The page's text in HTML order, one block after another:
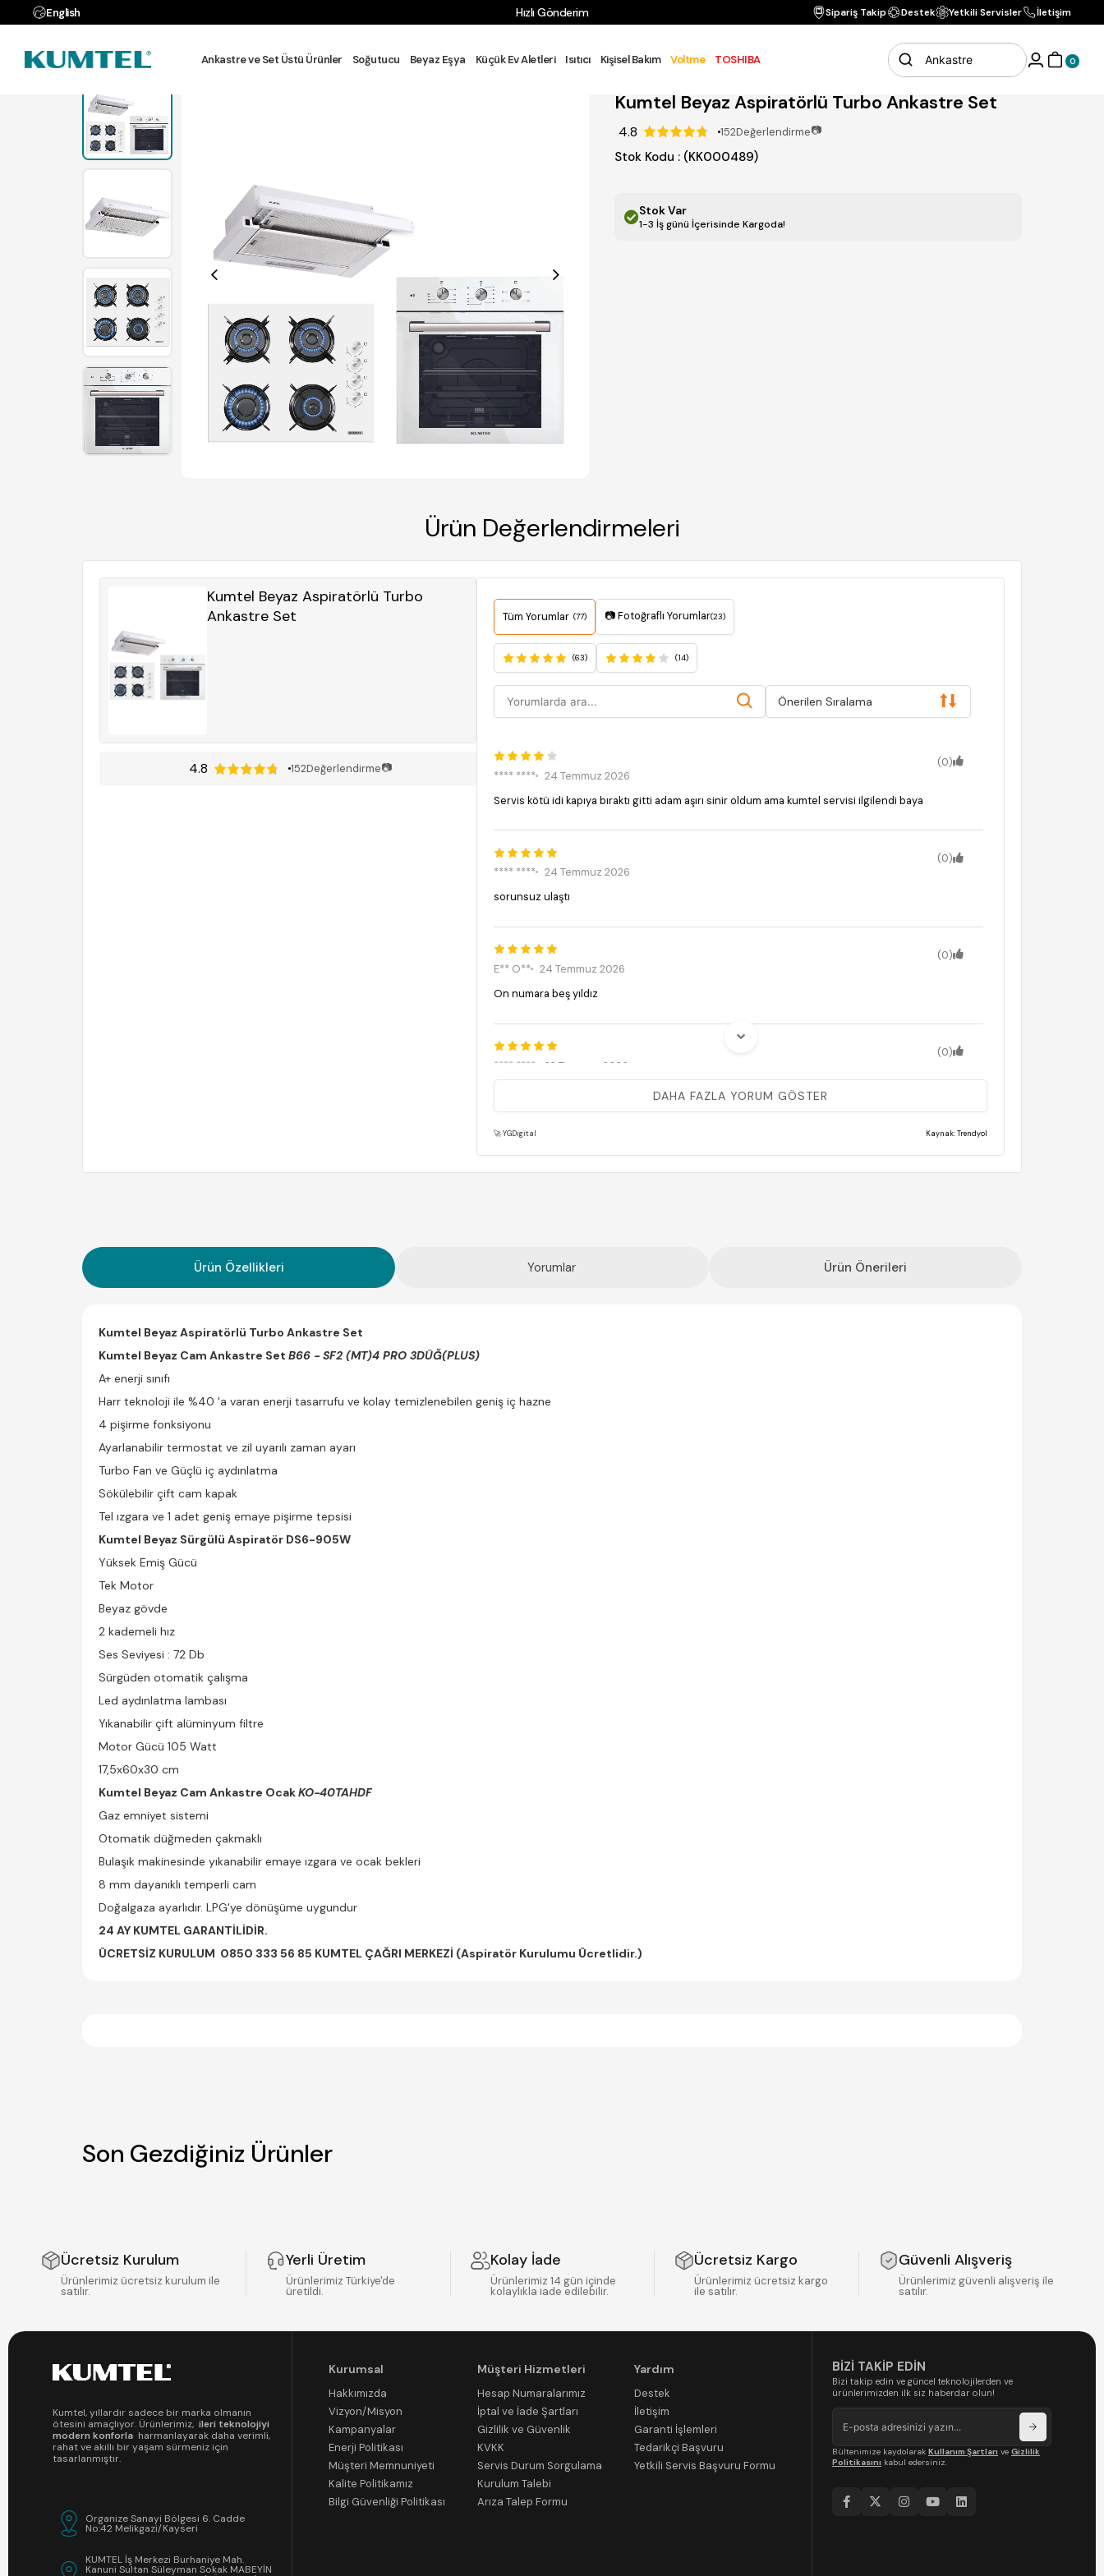
English Hızlı Gönderim Vade Farksız 3
Sipariş Takip Destek Yetkili Servisler İletişim
Ankastre ve Set Üstü Ürünler Soğutucu Beyaz Eşya Küçük Ev Aletleri Isıtıcı Kişisel Bakım Voltme TOSHIBA 0
Anasayfa
Kumtel Beyaz Aspiratörlü Turbo Ankastre Set
4.8 152Değerlendirme📷
Stok Kodu (KK000489)
Stok Var
1-3 İş günü İçerisinde Kargoda!
Ürün Değerlendirmeleri
Kumtel Beyaz Aspiratörlü Turbo
Ankastre Set
4.8 152Değerlendirme📷
Tüm Yorumlar (77) 📷 Fotoğraflı Yorumlar(23)
(63) (14)
Önerilen Sıralama
(0)
**** ****
24 Temmuz 2026
Servis kötü idi kapıya bıraktı gitti adam aşırı sinir oldum ama kumtel servisi ilgilendi baya
(0)
**** ****
24 Temmuz 2026
sorunsuz ulaştı
(0)
E** O**
24 Temmuz 2026
On numara beş yıldız
(0)
**** ****
22 Temmuz 2026
Ocak ve aspıretor istediğim gibi geldi de fırın saçma sapan birşey istediğimiz ürünle alakası yok...
DAHA FAZLA YORUM GÖSTER
🚀 YGDigital Kaynak: Trendyol
Ürün Özellikleri Yorumlar Ürün Önerileri
Kumtel Beyaz Aspiratörlü Turbo Ankastre Set
Kumtel Beyaz Cam Ankastre Set B66 - SF2 (MT)4 PRO 3DÜĞ(PLUS)
A+ enerji sınıfı
Harr teknoloji ile %40 'a varan enerji tasarrufu ve kolay temizlenebilen geniş iç hazne
4 pişirme fonksiyonu
Ayarlanabilir termostat ve zil uyarılı zaman ayarı
Turbo Fan ve Güçlü iç aydınlatma
Sökülebilir çift cam kapak
Tel ızgara ve 1 adet geniş emaye pişirme tepsisi
Kumtel Beyaz Sürgülü Aspiratör DS6-905W
Yüksek Emiş Gücü
Tek Motor
Beyaz gövde
2 kademeli hız
Ses Seviyesi : 72 Db
Sürgüden otomatik çalışma
Led aydınlatma lambası
Yıkanabilir çift alüminyum filtre
Motor Gücü 105 Watt
17,5x60x30 cm
Kumtel Beyaz Cam Ankastre OcakKO-40TAHDF
Gaz emniyet sistemi
Otomatik düğmeden çakmaklı
Bulaşık makinesinde yıkanabilir emaye ızgara ve ocak bekleri
8 mm dayanıklı temperli cam
Doğalgaza ayarlıdır. LPG'ye dönüşüme uygundur
24 AY KUMTEL GARANTİLİDİR.
ÜCRETSİZ KURULUM 0850 333 56 85 KUMTEL ÇAĞRI MERKEZİ (Aspiratör Kurulumu Ücretlidir.)
Son Gezdiğiniz Ürünler
Ücretsiz Kurulum
Ürünlerimiz ücretsiz kurulum ile
satılır.
Yerli Üretim
Ürünlerimiz Türkiye'de
üretildi.
Kolay İade
Ürünlerimiz 14 gün içinde
kolaylıkla iade edilebilir.
Ücretsiz Kargo
Ürünlerimiz ücretsiz kargo
ile satılır.
Güvenli Alışveriş
Ürünlerimiz güvenli alışveriş ile
satılır.
Kumtel, yıllardır sadece bir marka olmanın
ötesini amaçlıyor. Ürünlerimiz, ileri teknolojiyi
modern konforla harmanlayarak daha verimli,
rahat ve akıllı bir yaşam sürmeniz için
tasarlanmıştır.
Organize Sanayi Bölgesi 6. Cadde
No:42 Melikgazi/Kayseri
KUMTEL İş Merkezi Burhaniye Mah.
Kanuni Sultan Süleyman Sokak MABEYİN
Kurumsal
Hakkımızda
Vizyon/Misyon
Kampanyalar
Enerji Politikası
Müşteri Memnuniyeti
Kalite Politikamız
Bilgi Güvenliği Politikası
Müşteri Hizmetleri
Hesap Numaralarımız
İptal ve İade Şartları
Gizlilik ve Güvenlik
KVKK
Servis Durum Sorgulama
Kurulum Talebi
Arıza Talep Formu
Yardım
Destek
İletişim
Garanti İşlemleri
Tedarikçi Başvuru
Yetkili Servis Başvuru Formu
BİZİ TAKİP EDİN
Bizi takip edin ve güncel teknolojilerden ve
ürünlerimizden ilk siz haberdar olun!
Bültenimize kaydolarak Kullanım Şartları ve Gizlilik
Politikasını kabul edersiniz.